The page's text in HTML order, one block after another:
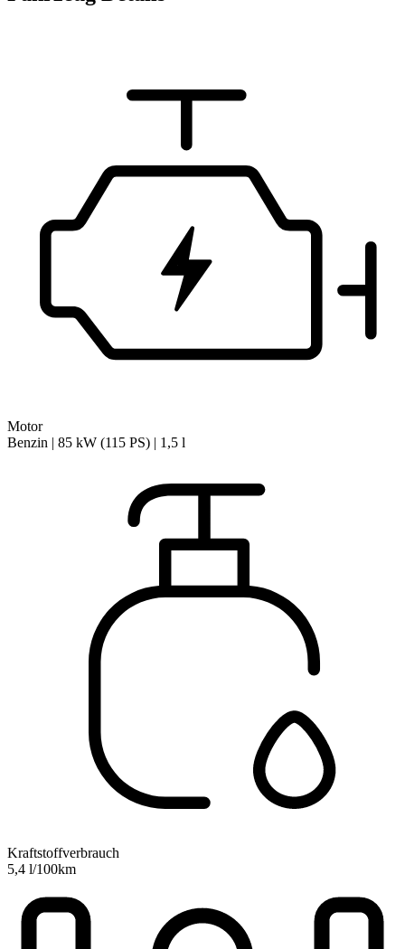
Motor
Benzin | 85 kW (115 PS) | 1,5 l
Kraftstoffverbrauch
5,4 l/100km